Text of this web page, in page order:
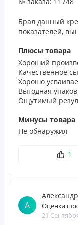
усадка продукта.
повреждена или
ценность
Размер
мерная ложка (5
упаковке:200
* Суточная
не определена.
Брал данный
показателей,
Плюсы товара
Хороший
Качественное
Хорошо
Выгодная
Ощутимый
Минусы товара
Не обнаружил
1
А
Оценка
21